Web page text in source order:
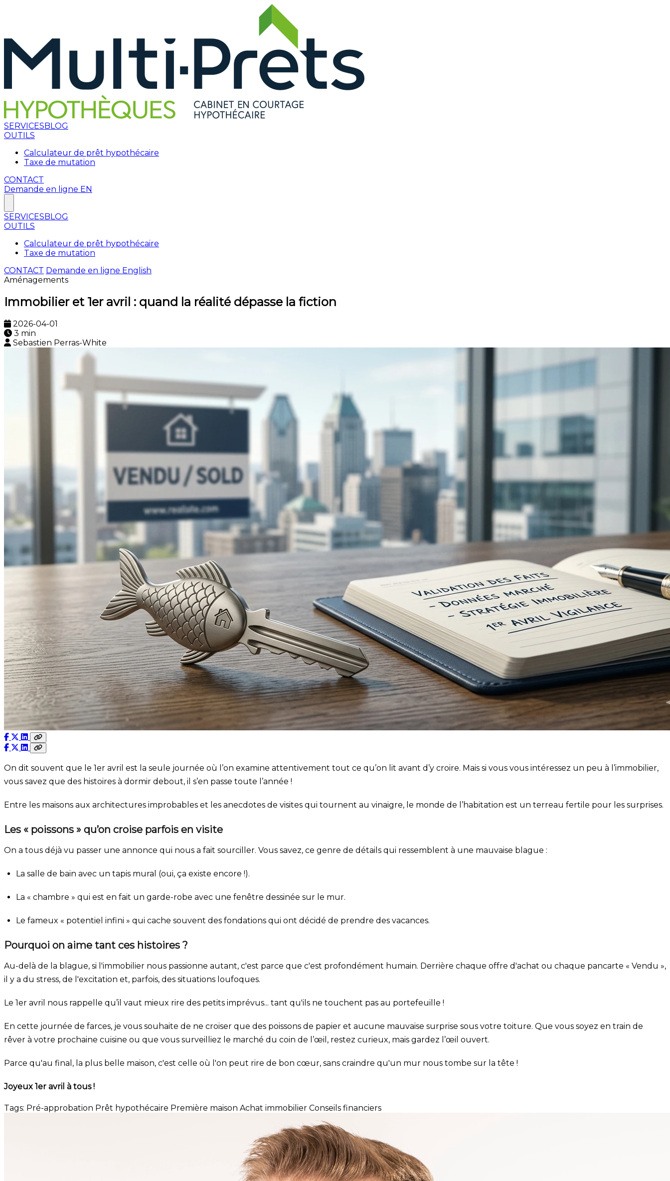
SERVICESBLOG
OUTILS
Calculateur de prêt hypothécaire
Taxe de mutation
CONTACT
Demande en ligne EN
SERVICESBLOG
OUTILS
Calculateur de prêt hypothécaire
Taxe de mutation
CONTACT Demande en ligne English
Aménagements
Immobilier et 1er avril : quand la réalité dépasse la fiction
2026-04-01
3 min
Sebastien Perras-White
On dit souvent que le 1er avril est la seule journée où l’on examine attentivement tout ce qu’on lit avant d’y croire. Mais si vous vous intéressez un peu à l’immobilier,
vous savez que des histoires à dormir debout, il s’en passe toute l’année !
Entre les maisons aux architectures improbables et les anecdotes de visites qui tournent au vinaigre, le monde de l’habitation est un terreau fertile pour les surprises.
Les « poissons » qu’on croise parfois en visite
On a tous déjà vu passer une annonce qui nous a fait sourciller. Vous savez, ce genre de détails qui ressemblent à une mauvaise blague :
La salle de bain avec un tapis mural (oui, ça existe encore !).
La « chambre » qui est en fait un garde-robe avec une fenêtre dessinée sur le mur.
Le fameux « potentiel infini » qui cache souvent des fondations qui ont décidé de prendre des vacances.
Pourquoi on aime tant ces histoires ?
Au-delà de la blague, si l'immobilier nous passionne autant, c'est parce que c'est profondément humain. Derrière chaque offre d'achat ou chaque pancarte « Vendu »,
il y a du stress, de l'excitation et, parfois, des situations loufoques.
Le 1er avril nous rappelle qu’il vaut mieux rire des petits imprévus... tant qu'ils ne touchent pas au portefeuille !
En cette journée de farces, je vous souhaite de ne croiser que des poissons de papier et aucune mauvaise surprise sous votre toiture. Que vous soyez en train de
rêver à votre prochaine cuisine ou que vous surveilliez le marché du coin de l’œil, restez curieux, mais gardez l’œil ouvert.
Parce qu'au final, la plus belle maison, c'est celle où l'on peut rire de bon cœur, sans craindre qu'un mur nous tombe sur la tête !
Joyeux 1er avril à tous !
Tags: Pré-approbation Prêt hypothécaire Première maison Achat immobilier Conseils financiers